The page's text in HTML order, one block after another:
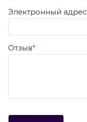
Электронный адрес
Отзыв